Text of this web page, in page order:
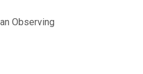
Observing